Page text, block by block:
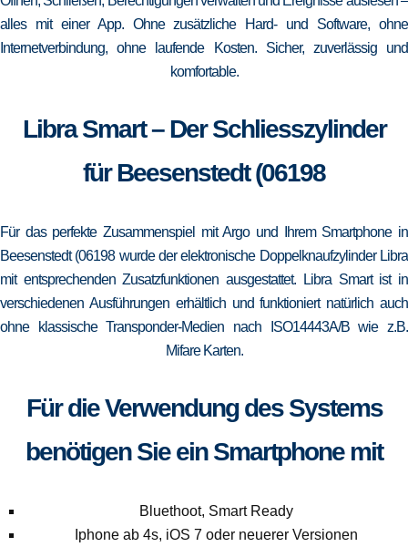
alles mit einer App. Ohne zusätzliche Hard- und Software, ohne
Internetverbindung, ohne laufende Kosten. Sicher, zuverlässig und
komfortable.
Libra Smart – Der Schliesszylinder
für Beesenstedt (06198
Für das perfekte Zusammenspiel mit Argo und Ihrem Smartphone in
Beesenstedt (06198 wurde der elektronische Doppelknaufzylinder Libra
mit entsprechenden Zusatzfunktionen ausgestattet. Libra Smart ist in
verschiedenen Ausführungen erhältlich und funktioniert natürlich auch
ohne klassische Transponder-Medien nach ISO14443A/B wie z.B.
Mifare Karten.
Für die Verwendung des Systems
benötigen Sie ein Smartphone mit
Bluethoot, Smart Ready
Iphone ab 4s, iOS 7 oder neuerer Versionen